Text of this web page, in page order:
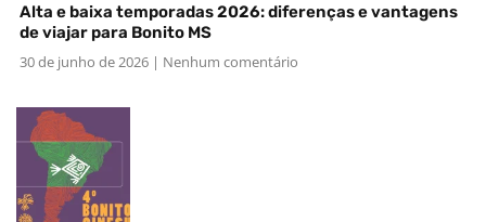
Alta e baixa temporadas 2026: diferenças e vantagens
de viajar para Bonito MS
30 de junho de 2026
Nenhum comentário